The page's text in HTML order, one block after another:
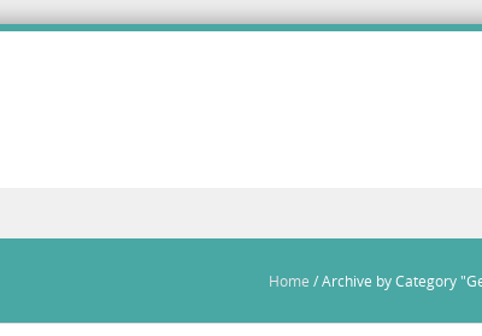
Home /Archive by Category